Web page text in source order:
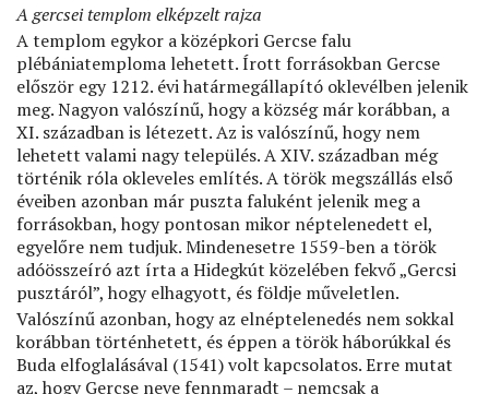
A gercsei templom elképzelt rajza
A templom egykor a középkori Gercse falu
plébániatemploma lehetett. Írott forrásokban Gercse
először egy 1212. évi határmegállapító oklevélben jelenik
meg. Nagyon valószínű, hogy a község már korábban, a
XI. században is létezett. Az is valószínű, hogy nem
lehetett valami nagy település. A XIV. században még
történik róla okleveles említés. A török megszállás első
éveiben azonban már puszta faluként jelenik meg a
forrásokban, hogy pontosan mikor néptelenedett el,
egyelőre nem tudjuk. Mindenesetre 1559-ben a török
adóösszeíró azt írta a Hidegkút közelében fekvő „Gercsi
pusztáról”, hogy elhagyott, és földje műveletlen.
Valószínű azonban, hogy az elnéptelenedés nem sokkal
korábban történhetett, és éppen a török háborúkkal és
Buda elfoglalásával (1541) volt kapcsolatos. Erre mutat
az, hogy Gercse neve fennmaradt – nemcsak a